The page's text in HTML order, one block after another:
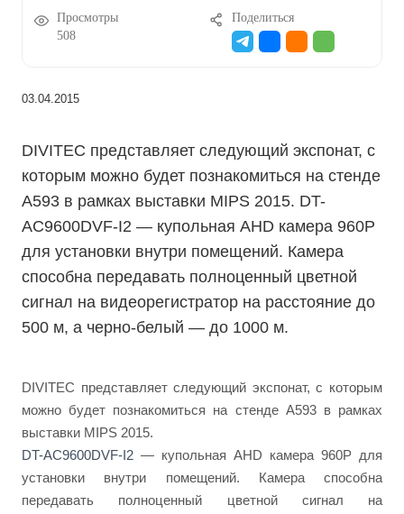
Просмотры
508
Поделиться
03.04.2015
DIVITEC представляет следующий экспонат, с
которым можно будет познакомиться на стенде
А593 в рамках выставки MIPS 2015. DT-
AC9600DVF-I2 — купольная AHD камера 960P
для установки внутри помещений. Камера
способна передавать полноценный цветной
сигнал на видеорегистратор на расстояние до
500 м, а черно-белый — до 1000 м.
DIVITEC представляет следующий экспонат, с которым
можно будет познакомиться на стенде А593 в рамках
выставки MIPS 2015.
DT-AC9600DVF-I2 — купольная AHD камера 960P для
установки внутри помещений. Камера способна
передавать полноценный цветной сигнал на